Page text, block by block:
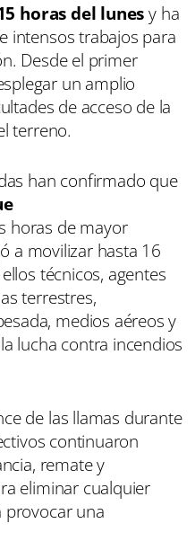
horas del lunesy ha
intensos trabajos para
Desde el primer
un amplio
de acceso de la
terreno.
han confirmado que
horas de mayor
a movilizar hasta 16
técnicos, agentes
terrestres,
medios aéreos y
lucha contra incendios
de las llamas durante
continuaron
remate y
eliminar cualquier
provocar una